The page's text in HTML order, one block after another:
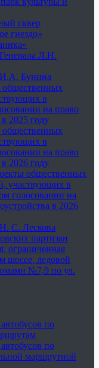
сквер
гнездо»
Л.Н.
Бунина
в
на право
в 2025 году
в
на право
в 2026 году
общественных
участвующих в
голосовании на
в 2026
С. Лескова
партизан
ограниченная
шоссе, ледовой
№7,9 по ул.
по
по
маршрутной